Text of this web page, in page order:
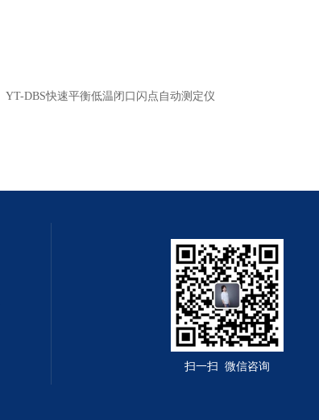
YT-DBS快速平衡低温闭口闪点自动测定仪
扫一扫 微信咨询